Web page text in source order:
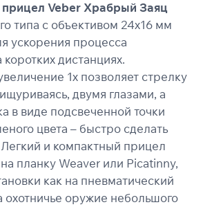
Veber Храбрый Заяц
типа с объективом 24х16 мм
ускорения процесса
дистанциях.
1х позволяет стрелку
двумя глазами, а
в виде подсвеченной точки
цвета – быстро сделать
и компактный прицел
планку Weaver или Picatinny,
как на пневматический
охотничье оружие небольшого
раз в 2
Остались вопросы?
8 800 302-02-51
plait.ru